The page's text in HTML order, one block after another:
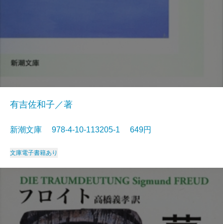
有吉佐和子／著
新潮文庫 978-4-10-113205-1 649円
文庫電子書籍あり